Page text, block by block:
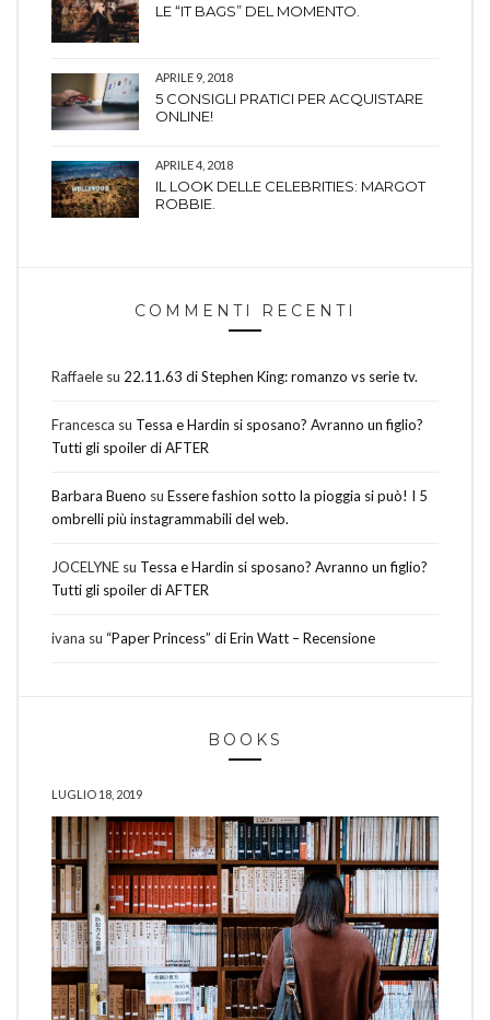
LE “IT BAGS” DEL MOMENTO.
APRILE 9, 2018
5 CONSIGLI PRATICI PER ACQUISTARE
ONLINE!
APRILE 4, 2018
IL LOOK DELLE CELEBRITIES: MARGOT
ROBBIE.
COMMENTI RECENTI
Raffaele su 22.11.63 di Stephen King: romanzo vs serie tv.
Francesca su Tessa e Hardin si sposano? Avranno un figlio?
Tutti gli spoiler di AFTER
Barbara Bueno su Essere fashion sotto la pioggia si può! I 5
ombrelli più instagrammabili del web.
JOCELYNE su Tessa e Hardin si sposano? Avranno un figlio?
Tutti gli spoiler di AFTER
ivana su “Paper Princess” di Erin Watt – Recensione
BOOKS
LUGLIO 18, 2019